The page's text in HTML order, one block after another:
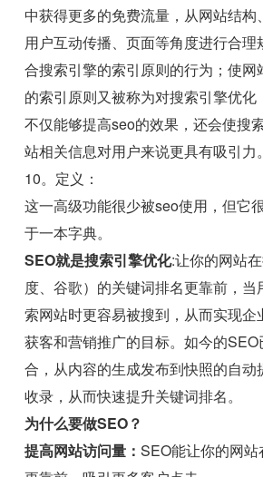
中获得更多的免费流量，从网站结构
用户互动传播、页面等角度进行合
合搜索引擎的索引原则的行为；使网
的索引原则又被称为对搜索引擎优
不仅能够提高seo的效果，还会使搜
站相关信息对用户来说更具有吸引力。
10。定义：
这一高级功能很少被seo使用，但它
于一本字典。
SEO就是搜索引擎优化:让你的网站
度、谷歌）的关键词排名更靠前，当
索网站时更容易被搜到，从而实现企
获客和营销推广的目标。如今的
合，从内容的生成发布到快照的自动
收录，从而快速提升关键词排名。
为什么要做SEO？
提高网站访问量：SEO能让你的网